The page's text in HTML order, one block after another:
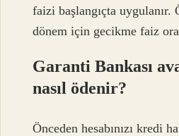
faizi başlangıçta uygulanır.
dönem için gecikme faiz
Garanti Bankası
nasıl ödenir?
Önceden hesabınızı kredi